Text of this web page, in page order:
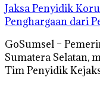
Jaksa Penyidik
Penghargaan dari
GoSumsel –
Sumatera Selatan,
Tim Penyidik